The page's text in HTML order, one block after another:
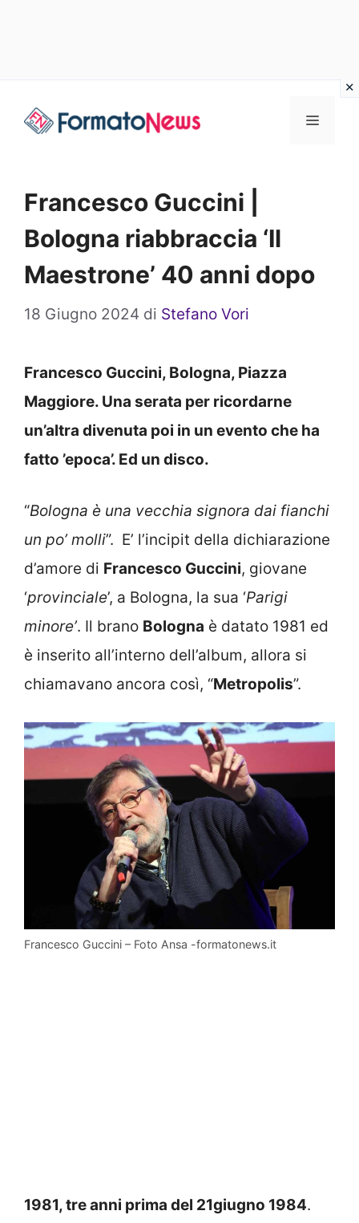
Menu
Francesco Guccini |
Bologna riabbraccia ‘Il
Maestrone’ 40 anni dopo
18 Giugno 2024 di Stefano Vori
Francesco Guccini, Bologna, Piazza
Maggiore. Una serata per ricordarne
un’altra divenuta poi in un evento che ha
fatto ’epoca’. Ed un disco.
“Bologna è una vecchia signora dai fianchi
un po’ molli”. E’ l’incipit della dichiarazione
d’amore di Francesco Guccini, giovane
‘provinciale’, a Bologna, la sua ‘Parigi
minore’. Il brano Bologna è datato 1981 ed
è inserito all’interno dell’album, allora si
chiamavano ancora così, “Metropolis”.
Francesco Guccini – Foto Ansa -formatonews.it
1981, tre anni prima del 21giugno 1984.